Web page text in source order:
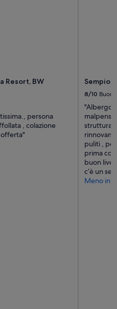
Resort, BW
persona
, colazione
8/10 Buono
"Albergo
malpensa
struttura
puliti ,
prima
buon
c’è un
Meno